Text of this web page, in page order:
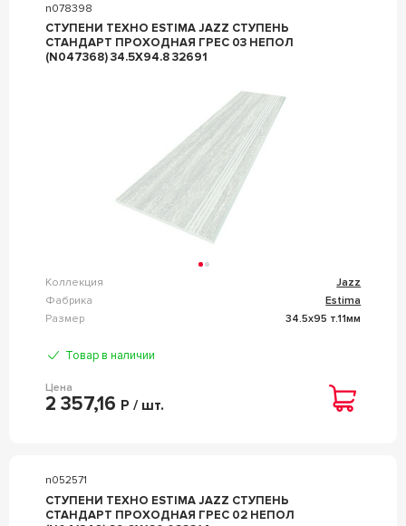
n078398
СТУПЕНИ ТЕХНО ESTIMA JAZZ СТУПЕНЬ
СТАНДАРТ ПРОХОДНАЯ ГРЕС 03 НЕПОЛ
(N047368) 34.5X94.8 32691
Коллекция
Jazz
Фабрика
Estima
Размер
34.5x95 т.11мм
Товар в наличии
Цена
2 357,16 Р / шт.
n052571
СТУПЕНИ ТЕХНО ESTIMA JAZZ СТУПЕНЬ
СТАНДАРТ ПРОХОДНАЯ ГРЕС 02 НЕПОЛ